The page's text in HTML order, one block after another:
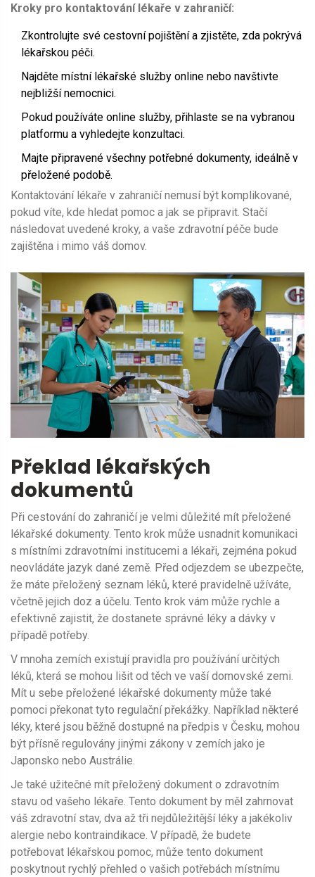
Kroky pro kontaktování lékaře v zahraničí:
Zkontrolujte své cestovní pojištění a zjistěte, zda pokrývá
lékařskou péči.
Najděte místní lékařské služby online nebo navštivte
nejbližší nemocnici.
Pokud používáte online služby, přihlaste se na vybranou
platformu a vyhledejte konzultaci.
Majte připravené všechny potřebné dokumenty, ideálně v
přeložené podobě.
Kontaktování lékaře v zahraničí nemusí být komplikované,
pokud víte, kde hledat pomoc a jak se připravit. Stačí
následovat uvedené kroky, a vaše zdravotní péče bude
zajištěna i mimo váš domov.
Překlad lékařských
dokumentů
Při cestování do zahraničí je velmi důležité mít přeložené
lékařské dokumenty. Tento krok může usnadnit komunikaci
s místními zdravotními institucemi a lékaři, zejména pokud
neovládáte jazyk dané země. Před odjezdem se ubezpečte,
že máte přeložený seznam léků, které pravidelně užíváte,
včetně jejich doz a účelu. Tento krok vám může rychle a
efektivně zajistit, že dostanete správné léky a dávky v
případě potřeby.
V mnoha zemích existují pravidla pro používání určitých
léků, která se mohou lišit od těch ve vaší domovské zemi.
Mít u sebe přeložené lékařské dokumenty může také
pomoci překonat tyto regulační překážky. Například některé
léky, které jsou běžně dostupné na předpis v Česku, mohou
být přísně regulovány jinými zákony v zemích jako je
Japonsko nebo Austrálie.
Je také užitečné mít přeložený dokument o zdravotním
stavu od vašeho lékaře. Tento dokument by měl zahrnovat
váš zdravotní stav, dva až tři nejdůležitější léky a jakékoliv
alergie nebo kontraindikace. V případě, že budete
potřebovat lékařskou pomoc, může tento dokument
poskytnout rychlý přehled o vašich potřebách místnímu